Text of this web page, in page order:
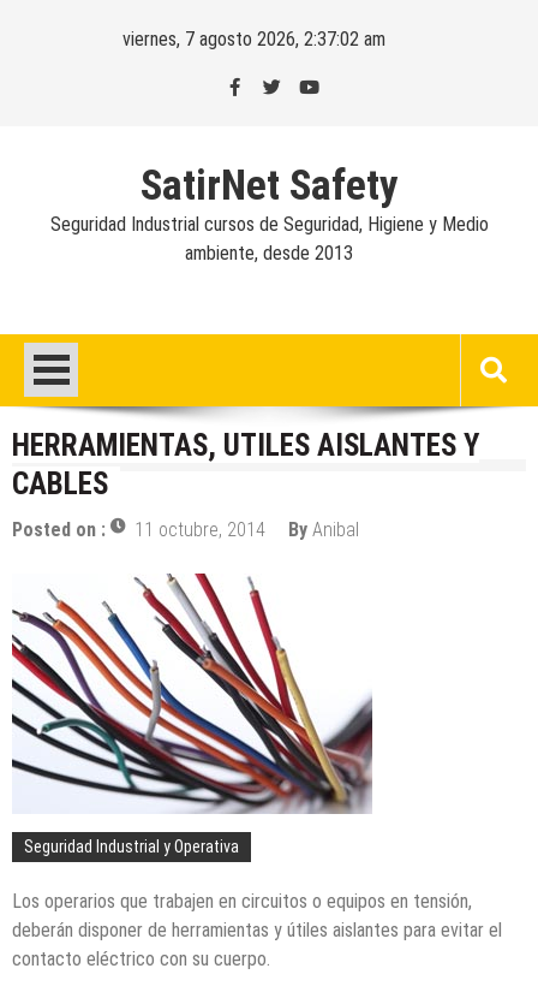
viernes, 7 agosto 2026, 2:37:02 am
SatirNet Safety
Seguridad Industrial cursos de Seguridad, Higiene y Medio
ambiente, desde 2013
HERRAMIENTAS, UTILES AISLANTES Y
CABLES
Posted on : 11 octubre, 2014 By Anibal
Seguridad Industrial y Operativa
Los operarios que trabajen en circuitos o equipos en tensión,
deberán disponer de herramientas y útiles aislantes para evitar el
contacto eléctrico con su cuerpo.